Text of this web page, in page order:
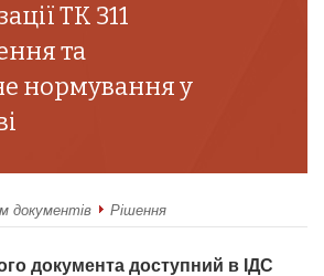
ТК 311
та
нормування у
документів Рішення
документа доступний в ІДС